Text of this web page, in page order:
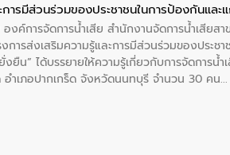
การมีส่วนร่วมของประชาชนในการป้องกันแล
ค์การจัดการน้ำเสีย สำนักงานจัดการน้ำเสียส
การส่งเสริมความรู้และการมีส่วนร่วมของประ
ยืน” ได้บรรยายให้ความรู้เกี่ยวกับการจัดการน้
อำเภอปากเกร็ด จังหวัดนนทบุรี จำนวน 30 คน